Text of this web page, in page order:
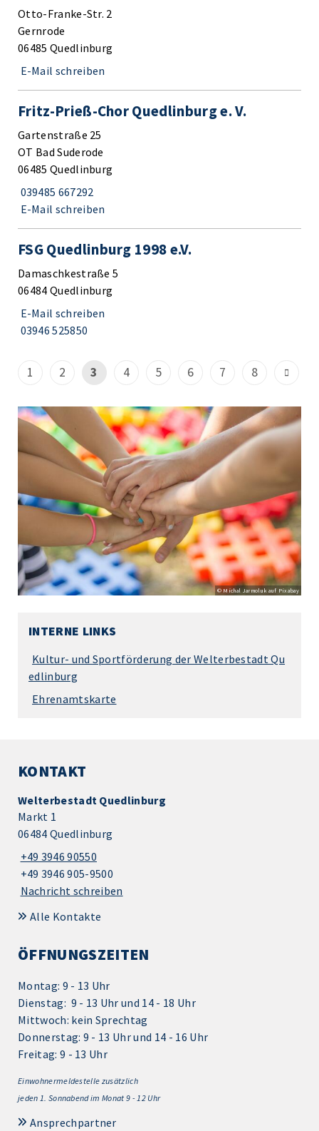
Otto-Franke-Str. 2
Gernrode
06485 Quedlinburg
E-Mail schreiben
Fritz-Prieß-Chor Quedlinburg e. V.
Gartenstraße 25
OT Bad Suderode
06485 Quedlinburg
039485 667292
E-Mail schreiben
FSG Quedlinburg 1998 e.V.
Damaschkestraße 5
06484 Quedlinburg
E-Mail schreiben
03946 525850
1 2 3 4 5 6 7 8
© Michal Jarmoluk auf Pixabay
INTERNE LINKS
Kultur- und Sportförderung der Welterbestadt Qu
edlinburg
Ehrenamtskarte
KONTAKT
Welterbestadt Quedlinburg
Markt 1
06484 Quedlinburg
+49 3946 90550
+49 3946 905-9500
Nachricht schreiben
Alle Kontakte
ÖFFNUNGSZEITEN
Montag: 9 - 13 Uhr
Dienstag: 9 - 13 Uhr und 14 - 18 Uhr
Mittwoch: kein Sprechtag
Donnerstag: 9 - 13 Uhr und 14 - 16 Uhr
Freitag: 9 - 13 Uhr
Einwohnermeldestelle zusätzlich
jeden 1. Sonnabend im Monat 9 - 12 Uhr
Ansprechpartner